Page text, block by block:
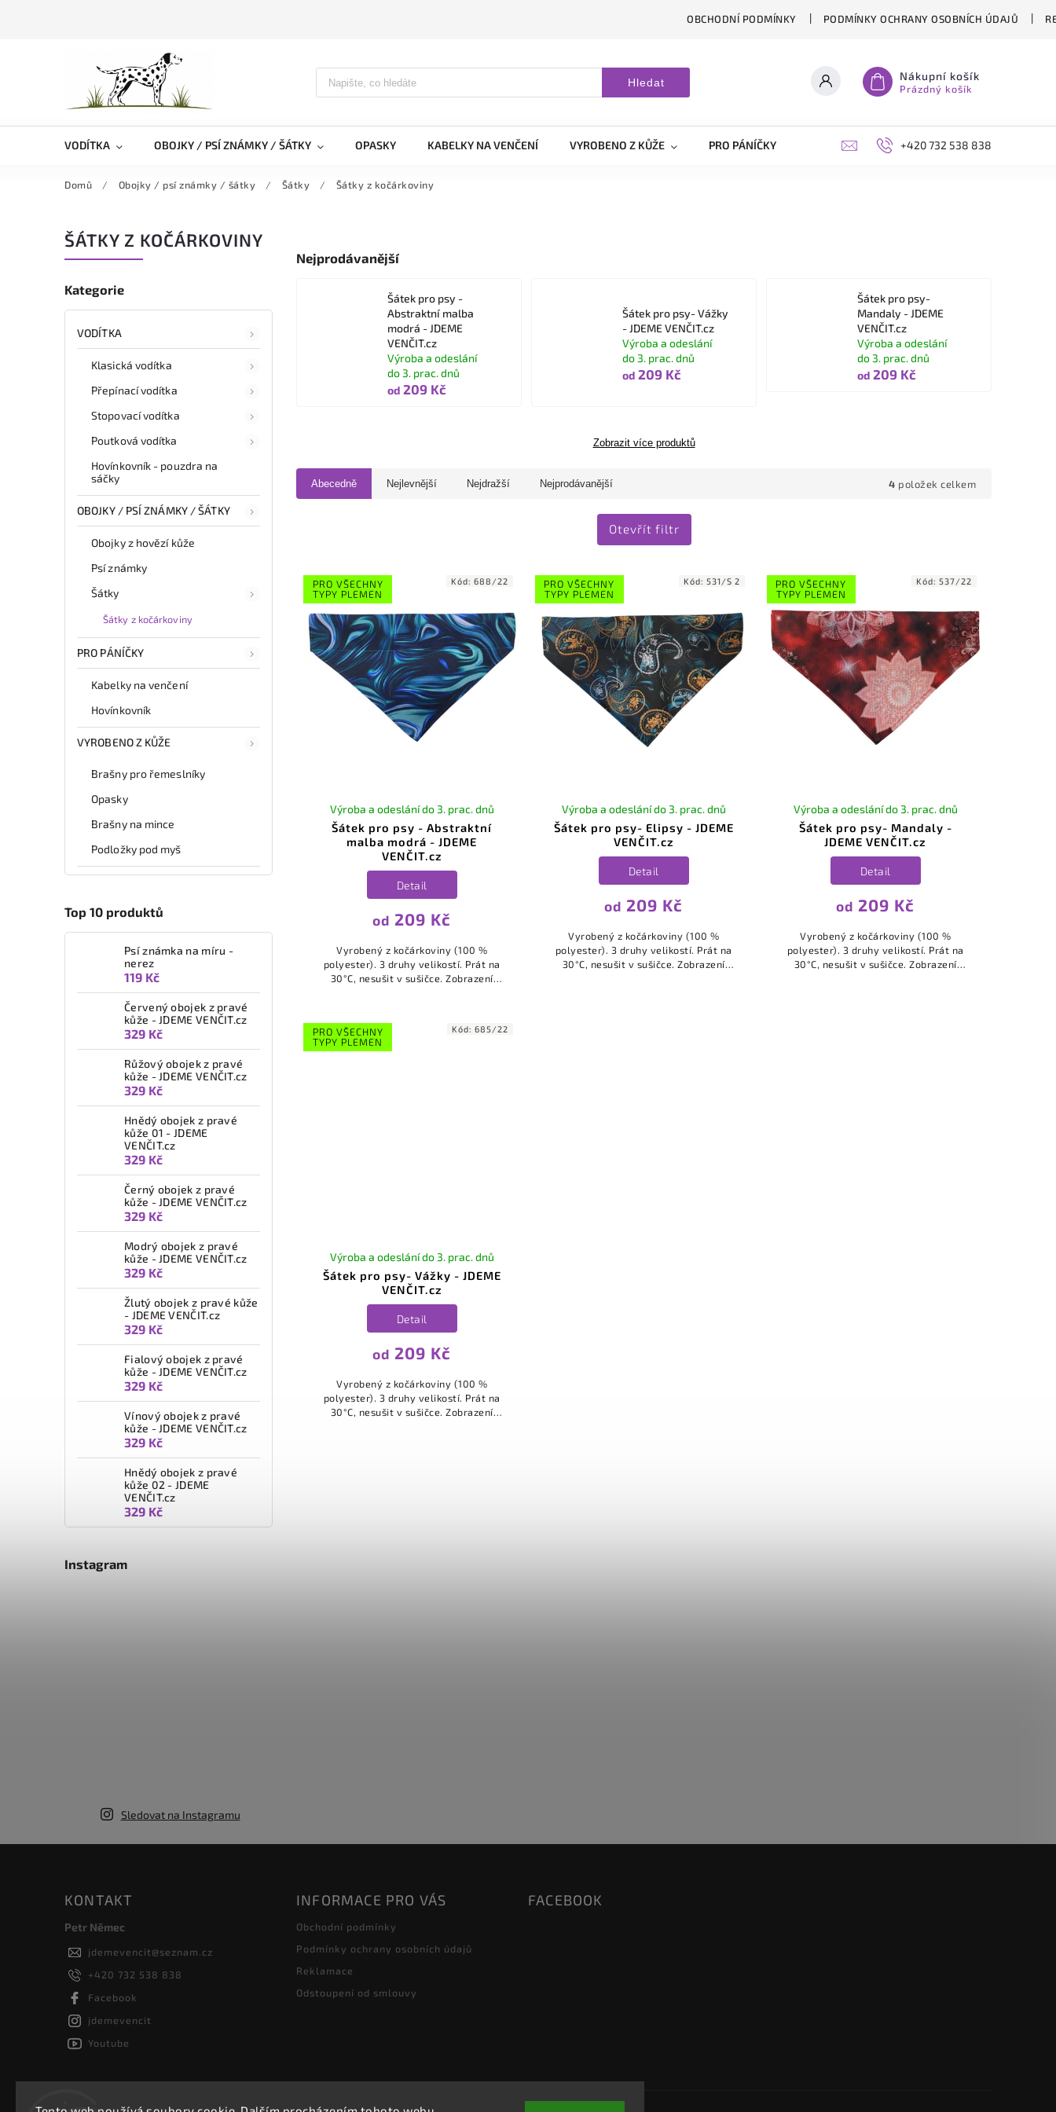
OBCHODNÍ PODMÍNKY PODMÍNKY OCHRANY OSOBNÍCH ÚDAJŮ
Hledat Nákupní košík
Prázdný košík
VODÍTKA OBOJKY / PSÍ ZNÁMKY / ŠÁTKY OPASKY KABELKY NA VENČENÍ VYROBENO Z KŮŽE PRO PÁNÍČKY OPLÁŠTĚNÍ PERGOL NA MÍRU
+420 732 538 838
Domů / Obojky / psí známky / šátky / Šátky / Šátky z kočárkoviny
ŠÁTKY Z KOČÁRKOVINY
Kategorie
VODÍTKA
Klasická vodítka
Přepínací vodítka
Stopovací vodítka
Poutková vodítka
Hovínkovník - pouzdra na
sáčky
OBOJKY / PSÍ ZNÁMKY / ŠÁTKY
Obojky z hovězí kůže
Psí známky
Šátky
Šátky z kočárkoviny
PRO PÁNÍČKY
Kabelky na venčení
Hovínkovník
VYROBENO Z KŮŽE
Brašny pro řemeslníky
Opasky
Brašny na mince
Podložky pod myš
Top 10 produktů
Psí známka na míru -
nerez
119 Kč
Červený obojek z pravé
kůže - JDEME VENČIT.cz
329 Kč
Růžový obojek z pravé
kůže - JDEME VENČIT.cz
329 Kč
Hnědý obojek z pravé
kůže 01 - JDEME
VENČIT.cz
329 Kč
Černý obojek z pravé
kůže - JDEME VENČIT.cz
329 Kč
Modrý obojek z pravé
kůže - JDEME VENČIT.cz
329 Kč
Žlutý obojek z pravé kůže
- JDEME VENČIT.cz
329 Kč
Fialový obojek z pravé
kůže - JDEME VENČIT.cz
329 Kč
Vínový obojek z pravé
kůže - JDEME VENČIT.cz
329 Kč
Hnědý obojek z pravé
kůže 02 - JDEME
VENČIT.cz
329 Kč
Instagram
Sledovat na Instagramu
Nejprodávanější
Šátek pro psy -
Abstraktní malba
modrá - JDEME
VENČIT.cz
Výroba a odeslání
do 3. prac. dnů
od 209 Kč
Šátek pro psy- Vážky
- JDEME VENČIT.cz
Výroba a odeslání
do 3. prac. dnů
od209 Kč
Šátek pro psy-
Mandaly - JDEME
VENČIT.cz
Výroba a odeslání
do 3. prac. dnů
od209 Kč
Zobrazit více produktů
Abecedně Nejlevnější Nejdražší Nejprodávanější 4 položek celkem
Otevřít filtr
PRO VŠECHNY
TYPY PLEMEN
Šátek pro psy - Abstraktní
malba modrá - JDEME
VENČIT.cz
Výroba a odeslání do 3. prac. dnů
od 209 Kč
Detail
Vyrobený z kočárkoviny (100 %
polyester). 3 druhy velikostí. Prát na
30°C, nesušit v sušičce. Zobrazení
Kód:688/22
PRO VŠECHNY
TYPY PLEMEN
Šátek pro psy- Elipsy - JDEME
VENČIT.cz
Výroba a odeslání do 3. prac. dnů
od 209 Kč
Detail
Vyrobený z kočárkoviny (100 %
polyester). 3 druhy velikostí. Prát na
30°C, nesušit v sušičce. Zobrazení
Kód: 531/S 2
PRO VŠECHNY
TYPY PLEMEN
Šátek pro psy- Mandaly -
JDEME VENČIT.cz
Výroba a odeslání do 3. prac. dnů
od 209 Kč
Detail
Vyrobený z kočárkoviny (100 %
polyester). 3 druhy velikostí. Prát na
30°C, nesušit v sušičce. Zobrazení
Kód: 537/22
PRO VŠECHNY
TYPY PLEMEN
Šátek pro psy- Vážky - JDEME
VENČIT.cz
Výroba a odeslání do 3. prac. dnů
od 209 Kč
Detail
Vyrobený z kočárkoviny (100 %
polyester). 3 druhy velikostí. Prát na
30°C, nesušit v sušičce. Zobrazení
Kód:685/22
KONTAKT
Petr Němec
jdemevencit@seznam.cz
+420 732 538 838
Facebook
jdemevencit
Youtube
INFORMACE PRO VÁS
Obchodní podmínky
Podmínky ochrany osobních údajů
Reklamace
Odstoupení od smlouvy
FACEBOOK